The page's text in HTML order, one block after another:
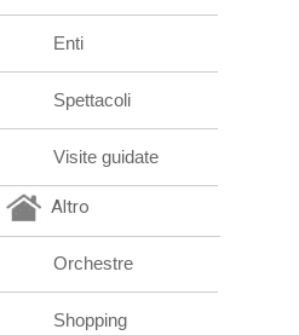
Enti
Spettacoli
Visite guidate
Altro
Orchestre
Shopping